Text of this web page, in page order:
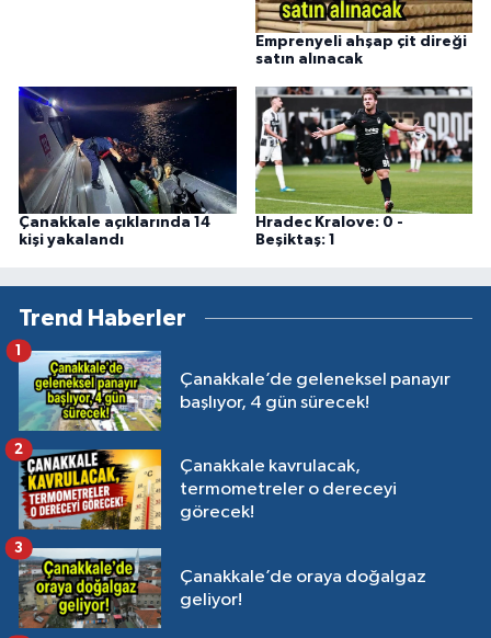
Emprenyeli ahşap çit direği
satın alınacak
Çanakkale açıklarında 14
kişi yakalandı
Hradec Kralove: 0 -
Beşiktaş: 1
Trend Haberler
Çanakkale’de geleneksel panayır
başlıyor, 4 gün sürecek!
1
Çanakkale kavrulacak,
termometreler o dereceyi
görecek!
2
Çanakkale’de oraya doğalgaz
geliyor!
3